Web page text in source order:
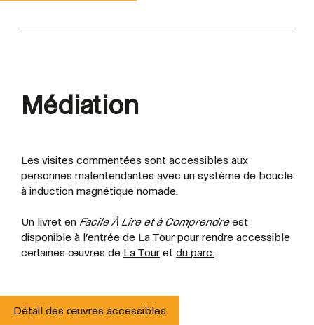
Médiation
Les visites commentées sont accessibles aux
personnes malentendantes avec un système de boucle
à induction magnétique nomade.
Un livret en Facile À Lire et à Comprendreest
disponible à l’entrée de La Tour pour rendre accessible
certaines œuvres de La Tour et du parc.
Détail des œuvres accessibles